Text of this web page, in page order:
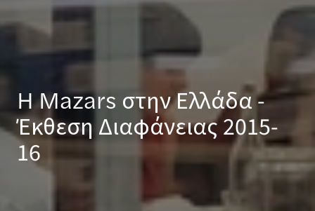
H Mazars στην Ελλάδα -
Έκθεση Διαφάνειας 2015-
16